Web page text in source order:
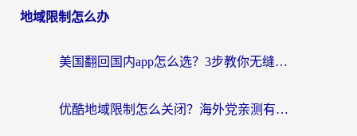
地域限制怎么办
美国翻回国内app怎么选？3步教你无缝刷剧、登12123、访问国内网站
优酷地域限制怎么关闭？海外党亲测有效的追剧加速器选择指南